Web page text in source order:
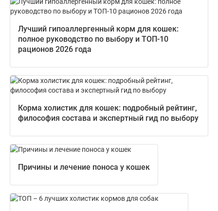
Лучший гипоаллергенный корм для кошек:
полное руководство по выбору и ТОП-10
рационов 2026 года
Корма холистик для кошек: подробный рейтинг,
философия состава и экспертный гид по выбору
Причины и лечение поноса у кошек